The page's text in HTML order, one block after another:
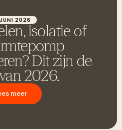
2026
isolatie of
Dit zijn de
2026.
meer